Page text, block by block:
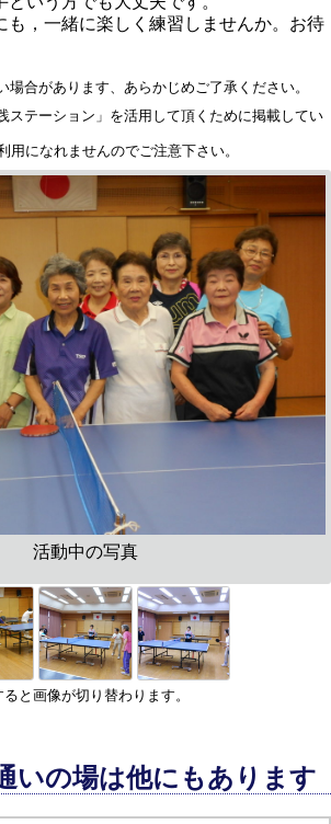
も，一緒に楽しく練習しませんか。お待
合があります、あらかじめご了承ください。
ステーション」を活用して頂くために掲載してい
用になれませんのでご注意下さい。
活動中の写真
と画像が切り替わります。
いの場は他にもあります